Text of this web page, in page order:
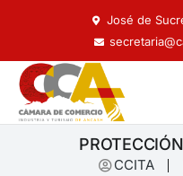
José de
CCITA